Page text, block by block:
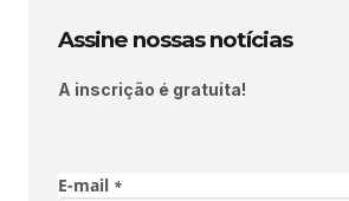
Assine nossas notícias
A inscrição é gratuita!